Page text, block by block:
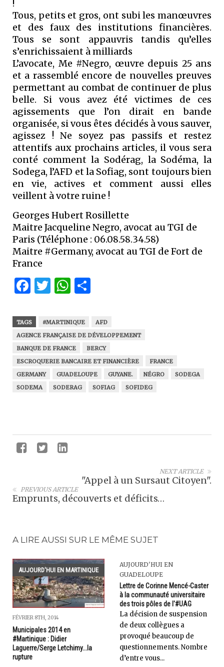
!
Tous, petits et gros, ont subi les manœuvres
et des faux des institutions financières.
Tous se sont appauvris tandis qu’elles
s’enrichissaient à milliards
L’avocate, Me #Negro, œuvre depuis 25 ans
et a rassemblé encore de nouvelles preuves
permettant au combat de continuer de plus
belle. Si vous avez été victimes de ces
agissements que l’on dirait en bande
organisée, si vous êtes décidés à vous sauver,
agissez ! Ne soyez pas passifs et restez
attentifs aux prochains articles, il vous sera
conté comment la Sodérag, la Sodéma, la
Sodega, l’AFD et la Sofiag, sont toujours bien
en vie, actives et comment aussi elles
veillent à votre ruine !
Georges Hubert Rosillette
Maitre Jacqueline Negro, avocat au TGI de
Paris (Téléphone : 06.08.58.34.58)
Maitre #Germany, avocat au TGI de Fort de
France
Facebook
Twitter
WhatsApp
TAGS #MARTINIQUE
AFD
AGENCE FRANÇAISE DE DÉVELOPPEMENT
BANQUE DE FRANCE
BERCY
ESCROQUERIE BANCAIRE ET FINANCIÈRE
FRANCE
GERMANY
GUADELOUPE GUYANE. NÉGRO
SODEGA
SODEMA
SODERAG SOFIAG SOFIDEG
NEXT ARTICLE
"Appel à un Sursaut Citoyen".
PREVIOUS ARTICLE
Emprunts, découverts et déficits…
A LIRE AUSSI SUR LE MÊME SUJET
AUJOURD'HUI EN MARTINIQUE
FÉVRIER 8TH, 2014
Municipales 2014 en
#Martinique : Didier
Laguerre/Serge Letchimy...la
rupture
AUJOURD'HUI EN
GUADELOUPE
Lettre de Corinne Mencé-Caster
à la communauté universitaire
des trois pôles de l'#UAG
La décision de suspension
de deux collègues a
provoqué beaucoup de
questionnements. Nombre
d’entre vous...